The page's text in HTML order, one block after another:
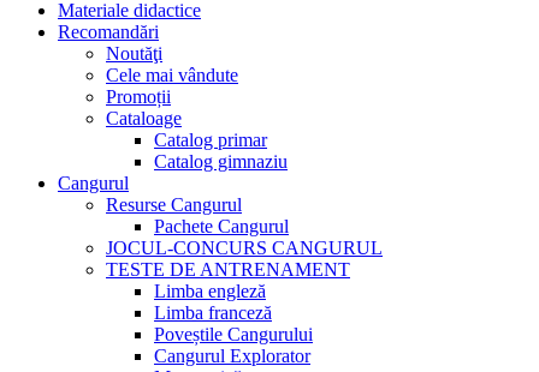
Materiale didactice
Recomandări
Noutăţi
Cele mai vândute
Promoții
Cataloage
Catalog primar
Catalog gimnaziu
Cangurul
Resurse Cangurul
Pachete Cangurul
JOCUL-CONCURS CANGURUL
TESTE DE ANTRENAMENT
Limba engleză
Limba franceză
Poveștile Cangurului
Cangurul Explorator